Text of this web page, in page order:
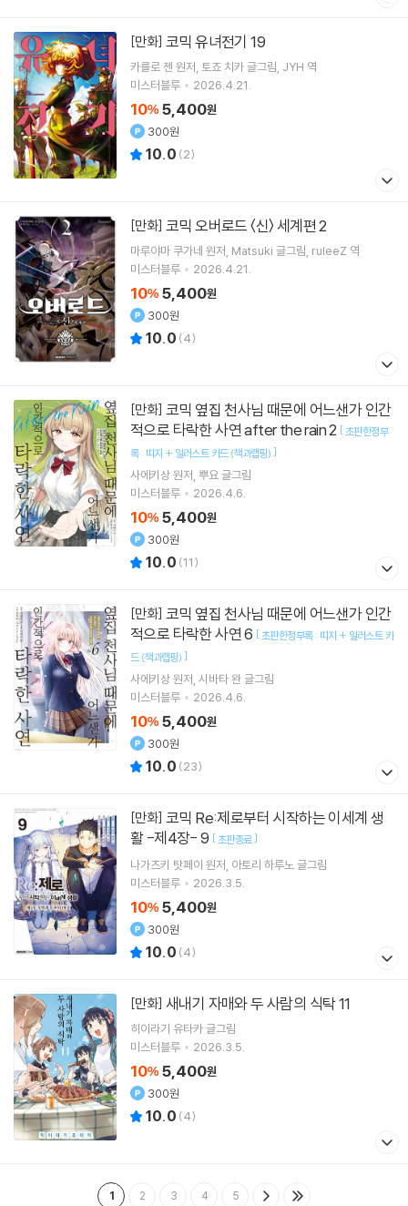
[만화] 코믹 유녀전기 19
카를로 젠 원저 토죠 치카글그림 JYH 역
미스터블루
2026.4.21.
10% 5,400원
300원
10.0 (2)
[만화] 코믹 오버로드 〈신〉 세계편 2
마루야마 쿠가네 원저 Matsuki 글그림 ruleeZ 역
미스터블루
2026.4.21.
10% 5,400원
300원
10.0 (4)
[만화]
적으로 타락한 사연 after the rain 2 [초판한정부
록 : 띠지 + 일러스트 카드 (책과랩핑) ]
사에키상원저 뿌요 글그림
미스터블루
2026.4.6.
10% 5,400원
300원
10.0 (11)
[만화]
적으로 타락한 사연 6 [초판한정부록 : 띠지 + 일러스트 카
드 (책과랩핑) ]
사에키상원저 시바타 완글그림
미스터블루
2026.4.6.
10% 5,400원
300원
10.0 (23)
[만화]
활 -제4장- 9 [초판종료]
나가츠키 탓페이 원저 아토리 하루노 글그림
미스터블루
2026.3.5.
10% 5,400원
300원
10.0 (4)
[만화] 새내기 자매와 두 사람의 식탁 11
히이라기 유타카글그림
미스터블루
2026.3.5.
10% 5,400원
300원
10.0 (4)
1 2 3 4 5